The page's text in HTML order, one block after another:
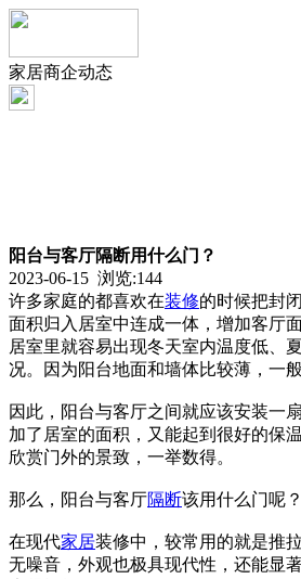
家居商企动态
阳台与客厅隔断用什么门？
2023-06-15 浏览:144
许多家庭的都喜欢在装修的时候把封
面积归入居室中连成一体，增加客厅
居室里就容易出现冬天室内温度低、
况。因为阳台地面和墙体比较薄，一
因此，阳台与客厅之间就应该安装一扇
加了居室的面积，又能起到很好的保
欣赏门外的景致，一举数得。
那么，阳台与客厅隔断该用什么门呢？
在现代家居装修中，较常用的就是推
无噪音，外观也极具现代性，还能显